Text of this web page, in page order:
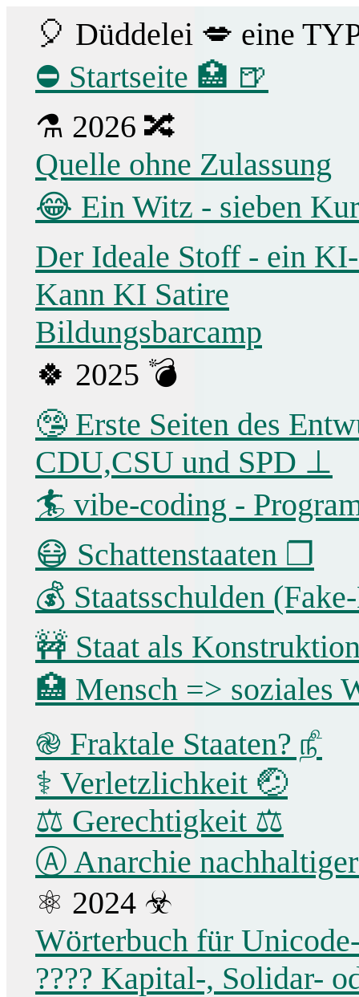
🎈 Düddelei 💋 eine
⛔ Startseite 🏥 🍺
⚗ 2026 🔀
Quelle ohne Zulassung
😂 Ein Witz - sieben
Der Ideale Stoff - ein
Kann KI Satire
Bildungsbarcamp
🍀 2025 💣
🤥 Erste Seiten des
CDU,CSU und SPD ⊥
🏄 vibe-coding -
😷 Schattenstaaten ❐
💰 Staatsschulden
🚧 Staat als
🏥 Mensch => soziales
֎ Fraktale Staaten? ௺
⚕ Verletzlichkeit 🤕
⚖️ Gerechtigkeit ⚖
Ⓐ Anarchie
⚛ 2024 ☣
Wörterbuch für
???? Kapital-, Solidar-